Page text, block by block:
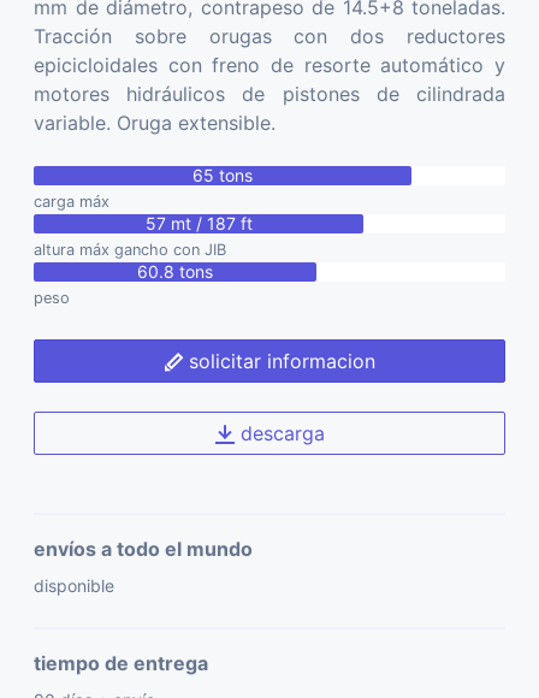
mm de diámetro, contrapeso de 14.5+8 toneladas.
Tracción sobre orugas con dos reductores
epicicloidales con freno de resorte automático y
motores hidráulicos de pistones de cilindrada
variable. Oruga extensible.
65 tons
carga máx
57 mt / 187 ft
altura máx gancho con JIB
60.8 tons
peso
solicitar informacion
descarga
envíos a todo el mundo
disponible
tiempo de entrega